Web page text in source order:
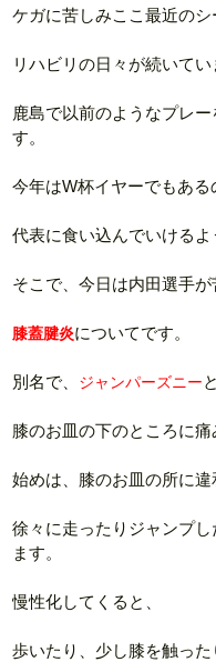
ケガに苦しみここ最近のシ
リハビリの日々が続いてい
鹿島で以前のようなプレ
す。
今年はW杯イヤーでもある
代表に食い込んでいける
そこで、今日は内田選手
膝蓋腱炎についてです。
別名で、 ジャンパーズニー
膝のお皿の下のところに痛
始めは、膝のお皿の所に違
徐々に走ったりジャンプ
ます。
慢性化してくると、
歩いたり、少し膝を触った